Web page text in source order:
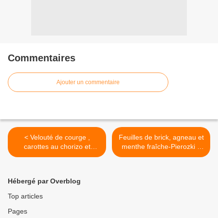
Commentaires
Ajouter un commentaire
< Velouté de courge ,
carottes au chorizo et
sésame grillé
Feuilles de brick, agneau et
menthe fraîche-Pierozki z
jagniecia, ciecierzycy i
Hébergé par Overblog
Top articles
Pages